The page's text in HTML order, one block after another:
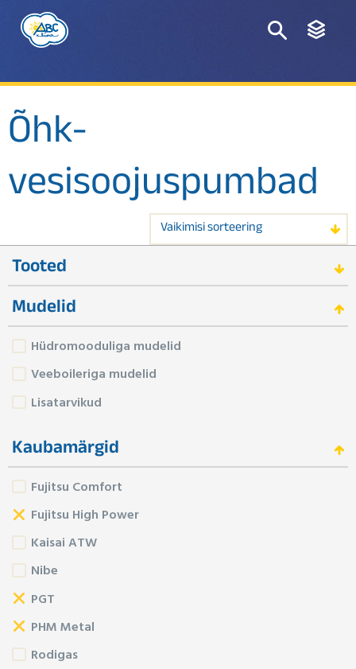
Õhk-
vesisoojuspumbad
Vaikimisi sorteering
Tooted
Mudelid
Hüdromooduliga mudelid
Veeboileriga mudelid
Lisatarvikud
Kaubamärgid
Fujitsu Comfort
Fujitsu High Power
Kaisai ATW
Nibe
PGT
PHM Metal
Rodigas